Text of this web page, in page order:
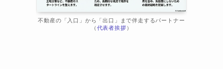
不動産の「入口」から「出口」まで伴走するパートナー
（代表者挨拶）